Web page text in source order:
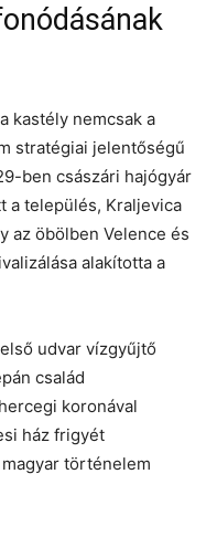
kastély nemcsak a
stratégiai jelentőségű
ben császári hajógyár
a település, Kraljevica
az öbölben Velence és
alakította a
udvar vízgyűjtő
család
koronával
ház frigyét
történelem